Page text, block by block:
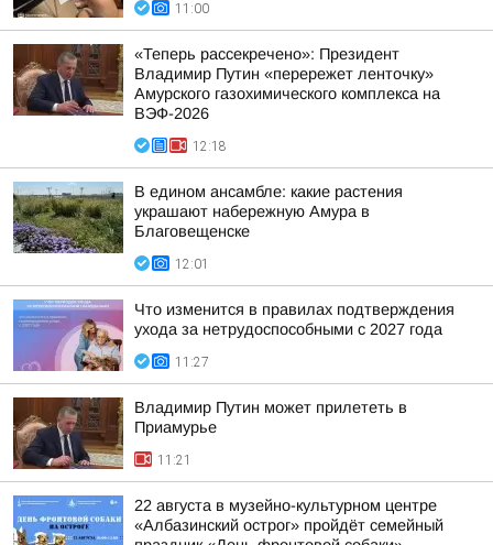
11:00
«Теперь рассекречено»: Президент
Владимир Путин «перережет ленточку»
Амурского газохимического комплекса на
ВЭФ-2026
12:18
В едином ансамбле: какие растения
украшают набережную Амура в
Благовещенске
12:01
Что изменится в правилах подтверждения
ухода за нетрудоспособными с 2027 года
11:27
Владимир Путин может прилететь в
Приамурье
11:21
22 августа в музейно-культурном центре
«Албазинский острог» пройдёт семейный